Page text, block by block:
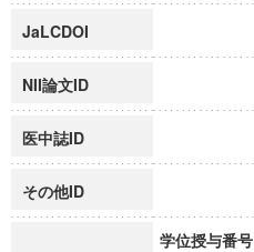
JaLCDOI
NII論文ID
医中誌ID
その他ID
学位授与番号